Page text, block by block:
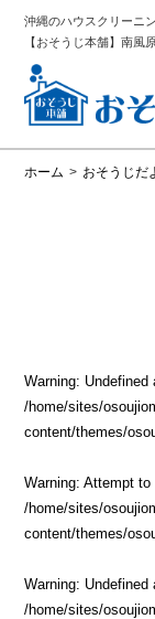
沖縄のハウスクリーニ
【おそうじ本舗】南風
ホーム > おそうじだ
Warning: Undefined
/home/sites/
content/themes/
Warning: Attempt to
/home/sites/
content/themes/
Warning: Undefined
/home/sites/